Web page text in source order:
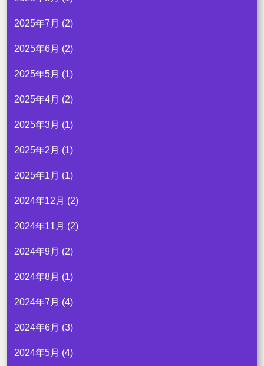
2025年7月 (2)
2025年6月 (2)
2025年5月 (1)
2025年4月 (2)
2025年3月 (1)
2025年2月 (1)
2025年1月 (1)
2024年12月 (2)
2024年11月 (2)
2024年9月 (2)
2024年8月 (1)
2024年7月 (4)
2024年6月 (3)
2024年5月 (4)